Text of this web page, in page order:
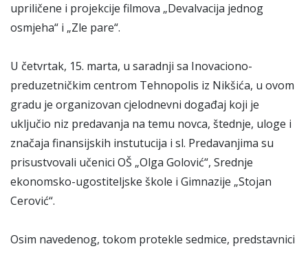
upriličene i projekcije filmova „Devalvacija jednog
osmjeha“ i „Zle pare“.
U četvrtak, 15. marta, u saradnji sa Inovaciono-
preduzetničkim centrom Tehnopolis iz Nikšića, u ovom
gradu je organizovan cjelodnevni događaj koji je
uključio niz predavanja na temu novca, štednje, uloge i
značaja finansijskih instutucija i sl. Predavanjima su
prisustvovali učenici OŠ „Olga Golović“, Srednje
ekonomsko-ugostiteljske škole i Gimnazije „Stojan
Cerović“.
Osim navedenog, tokom protekle sedmice, predstavnici